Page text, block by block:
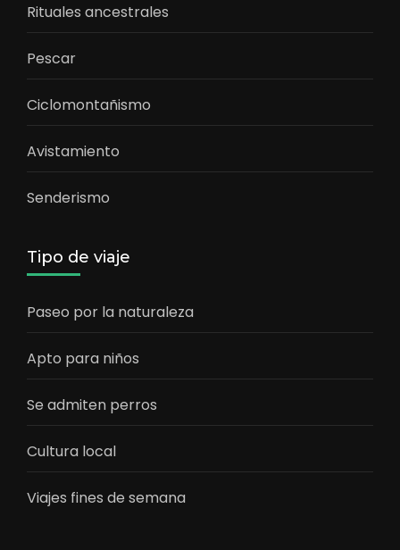
Rituales ancestrales
Pescar
Ciclomontañismo
Avistamiento
Senderismo
Tipo de viaje
Paseo por la naturaleza
Apto para niños
Se admiten perros
Cultura local
Viajes fines de semana